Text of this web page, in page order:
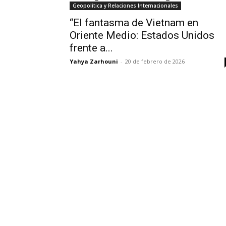
Geopolítica y Relaciones Internacionales
“El fantasma de Vietnam en
Oriente Medio: Estados Unidos
frente a...
Yahya Zarhouni - 20 de febrero de 2026